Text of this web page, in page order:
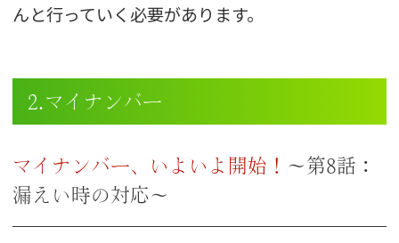
んと行っていく必要があります。
2.マイナンバー
マイナンバー、いよいよ開始！ ～第8話：
漏えい時の対応～